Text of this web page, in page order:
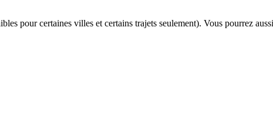
pour certaines villes et certains trajets seulement). Vous pourrez